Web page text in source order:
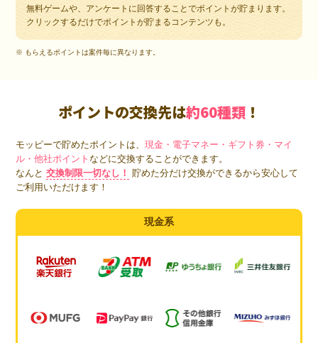
無料ゲームや、アンケートに回答することでポイントが貯まります。
クリックするだけでポイントが貯まるコンテンツも。
※ もらえるポイントは案件毎に異なります。
ポイントの交換先は約60種類 ！
モッピーで貯めたポイントは、現金・電子マネー・ギフト券・マイ
ル・他社ポイントなどに交換することができます。
なんと 交換制限一切なし！
貯めた分だけ交換ができるから安心して
ご利用いただけます！
現金系